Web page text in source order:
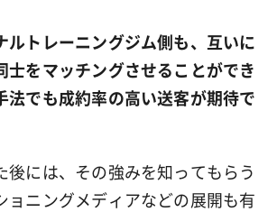
ルトレーニングジム側も、互いに
士をマッチングさせることができ
法でも成約率の高い送客が期待で
後には、その強みを知ってもらう
ョニングメディアなどの展開も有